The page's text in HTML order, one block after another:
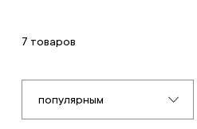
7 товаров
популярным